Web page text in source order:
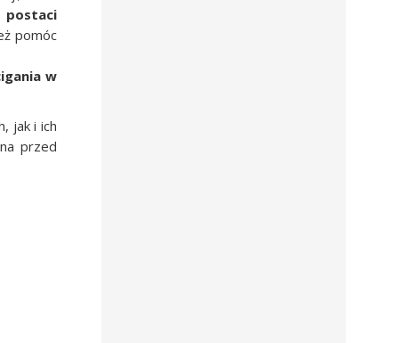
postaci
pomóc
w
jak i ich
przed